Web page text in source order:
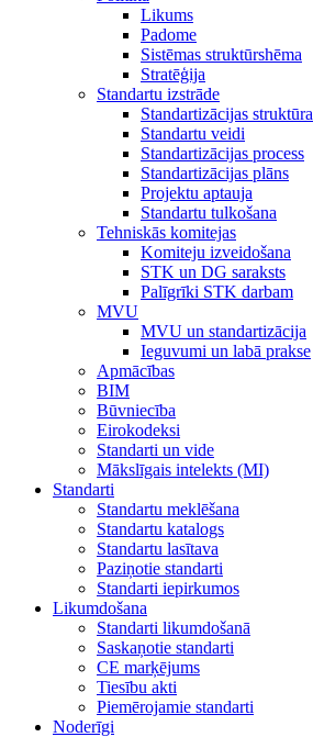
Likums
Padome
Sistēmas struktūrshēma
Stratēģija
Standartu izstrāde
Standartizācijas struktūra
Standartu veidi
Standartizācijas process
Standartizācijas plāns
Projektu aptauja
Standartu tulkošana
Tehniskās komitejas
Komiteju izveidošana
STK un DG saraksts
Palīgrīki STK darbam
MVU
MVU un standartizācija
Ieguvumi un labā prakse
Apmācības
BIM
Būvniecība
Eirokodeksi
Standarti un vide
Mākslīgais intelekts (MI)
Standarti
Standartu meklēšana
Standartu katalogs
Standartu lasītava
Paziņotie standarti
Standarti iepirkumos
Likumdošana
Standarti likumdošanā
Saskaņotie standarti
CE marķējums
Tiesību akti
Piemērojamie standarti
Noderīgi